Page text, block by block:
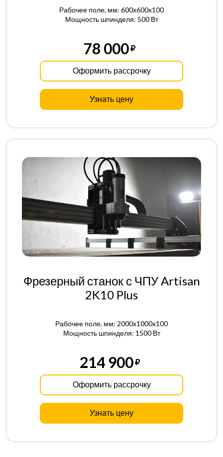
Рабочее поле, мм: 600x600x100
Мощность шпинделя: 500 Вт
78 000
Оформить рассрочку
Узнать цену
Фрезерный станок с ЧПУ Artisan
2K10 Plus
Рабочее поле, мм: 2000x1000x100
Мощность шпинделя: 1500 Вт
214 900
Оформить рассрочку
Узнать цену